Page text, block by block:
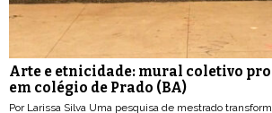
Arte e etnicidade: mural coletivo
em colégio de Prado (BA)
Por Larissa Silva Uma pesquisa de mestrado